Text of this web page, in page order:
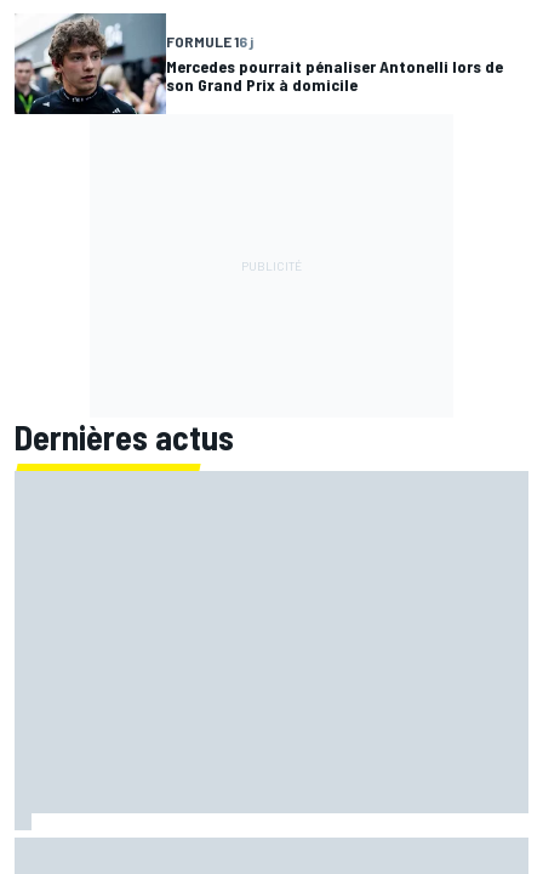
FORMULE 16 j
Mercedes pourrait pénaliser Antonelli lors de
son Grand Prix à domicile
Dernières actus